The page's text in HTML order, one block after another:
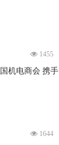
1455
机电商会 携手
1644